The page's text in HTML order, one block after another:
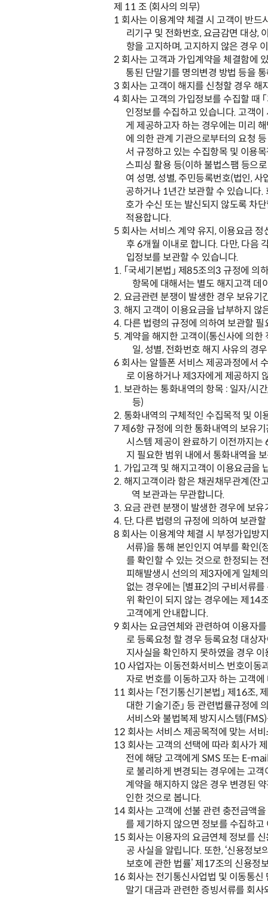
제 11조 (회사의 의무)
1 회사는 이용계약 체결 시 고객이 반드
리기구 및 전화번호,요금감면 대상,
항을 고지하며,고지하지 않은 경우
2 회사는 고객과 가입계약을 체결함에
통된 단말기를 명의변경 방법 등을
3 회사는 고객이 해지를 신청할 경우 해
4회사는 고객의 가입정보를 수집할 때 「
인정보를 수집하고 있습니다.고객이
게 제공하고자 하는 경우에는 미리
에 의한 관계 기관으로부터의 요청
서 규정하고 있는 수집항목 및 이용
스피싱 활용 등(이하 불법스팸 등으
여 성명,성별,주민등록번호(법인,사
공하거나 1년간 보관할 수 있습니다.
호가 수신 또는 발신되지 않도록 차
적용합니다.
5 회사는 서비스 계약 유지 ,이용요금 정
후6개월 이내로 합니다. 다만,다음
입정보를 보관할 수 있습니다.
1. 「국세기본법 」 제85조의3규정에 의
항목에 대해서는 별도 해지고객 데
2.요금관련 분쟁이 발생한 경우 보유기
3.해지 고객이 이용요금을 납부하지 않
4. 다른 법령의 규정에 의하여 보관할
5. 계약을 해지한 고객이 (통신사에 의한
일,성별,전화번호 해지 사유의 경
6 회사는 알뜰폰 서비스 제공과정에서
로 이용하거나 제 3자에게 제공하지
1.보관하는 통화내역의 항목 : 일자/시간
등)
2. 통화내역의 구체적인 수집목적 및 이
7제 6항 규정에 의한 통화내역의 보유
시스템 제공이 완료하기 이전까지는
지 필요한 범위 내에서 통화내역을
1. 가입고객 및 해지고객이 이용요금을
2.해지고객이라 함은 채권채무관계 (잔
역 보관과는 무관합니다.
3.요금 관련 분쟁이 발생한 경우에 보
4. 단,다른 법령의 규정에 의하여 보관
8 회사는 이용계약 체결 시 부정가입방
서류)을 통해 본인인지 여부를 확인(
를 확인할 수 있는 것으로 한정되는
피해발생시 선의의 제 3자에게 일체
없는 경우에는 [별표2]의 구비서류
위 확인이 되지 않는 경우에는 제 14
고객에게 안내합니다.
9 회사는 요금연체와 관련하여 이용자를
로 등록요청 할 경우 등록요청 대상
지사실을 확인하지 못하였을 경우
10 사업자는 이동전화서비스 번호이동
자로 번호를 이동하고자 하는 고객
11 회사는 「전기통신기본법 」 제 16조,제
대한 기술기준」등 관련법률규정에
서비스와 불법복제 방지시스템(FMS)
12 회사는 서비스 제공목적에 맞는 서
13 회사는 고객의 선택에 따라 회사가
전에 해당 고객에게 SMS또는 E-
로 불리하게 변경되는 경우에는 고
계약을 해지하지 않은 경우 변경된
인한 것으로 봅니다.
14회사는 고객에 선불 관련 충전금액
를 제기하지 않으면 정보를 수집하
15 회사는 이용자의 요금연체 정보를
공 사실을 알립니다.또한, ‘신용정보
보호에 관한 법률’제 17조의 신용정
16 회사는 전기통신사업법 및 이동통
말기 대금과 관련한 증빙서류를 회